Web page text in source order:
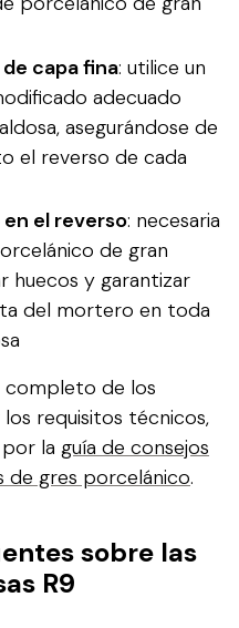
capa fina: utilice un
adecuado
asegurándose de
el reverso de cada
el reverso: necesaria
de gran
huecos y garantizar
del mortero en toda
completo de los
requisitos técnicos,
la guía de consejos
de gres porcelánico.
sobre las
R9